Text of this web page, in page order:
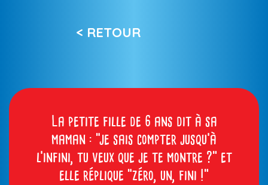
< RETOUR
La petite fille de 6 ans dit à sa
maman : “je sais compter jusqu’à
l’infini, tu veux que je te montre ?” et
elle réplique “zéro, un, fini !”